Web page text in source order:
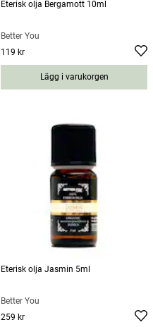
Eterisk olja Bergamott 10ml
Better You
Pris:
119 kr
Lägg i varukorgen
Eterisk olja Jasmin 5ml
Better You
Pris:
259 kr